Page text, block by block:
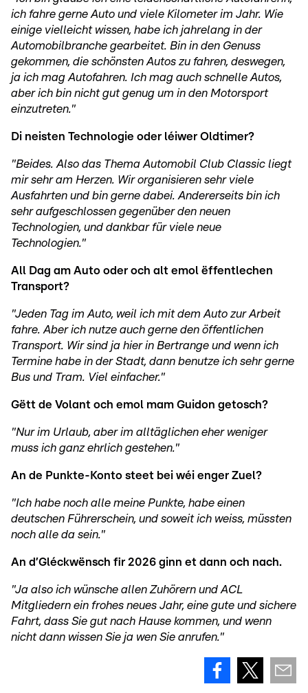
ich fahre gerne Auto und viele Kilometer im Jahr. Wie
einige vielleicht wissen, habe ich jahrelang in der
Automobilbranche gearbeitet. Bin in den Genuss
gekommen, die schönsten Autos zu fahren, deswegen,
ja ich mag Autofahren. Ich mag auch schnelle Autos,
aber ich bin nicht gut genug um in den Motorsport
einzutreten."
Di neisten Technologie oder léiwer Oldtimer?
"Beides. Also das Thema Automobil Club Classic liegt
mir sehr am Herzen. Wir organisieren sehr viele
Ausfahrten und bin gerne dabei. Andererseits bin ich
sehr aufgeschlossen gegenüber den neuen
Technologien, und dankbar für viele neue
Technologien."
All Dag am Auto oder och alt emol ëffentlechen
Transport?
"Jeden Tag im Auto, weil ich mit dem Auto zur Arbeit
fahre. Aber ich nutze auch gerne den öffentlichen
Transport. Wir sind ja hier in Bertrange und wenn ich
Termine habe in der Stadt, dann benutze ich sehr gerne
Bus und Tram. Viel einfacher."
Gëtt de Volant och emol mam Guidon getosch?
"Nur im Urlaub, aber im alltäglichen eher weniger
muss ich ganz ehrlich gestehen."
An de Punkte-Konto steet bei wéi enger Zuel?
"Ich habe noch alle meine Punkte, habe einen
deutschen Führerschein, und soweit ich weiss, müssten
noch alle da sein."
An d’Gléckwënsch fir 2026 ginn et dann och nach.
"Ja also ich wünsche allen Zuhörern und ACL
Mitgliedern ein frohes neues Jahr, eine gute und sichere
Fahrt, dass Sie gut nach Hause kommen, und wenn
nicht dann wissen Sie ja wen Sie anrufen."